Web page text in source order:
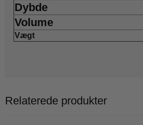
Dybde
Volume
Vægt
Relaterede produkter